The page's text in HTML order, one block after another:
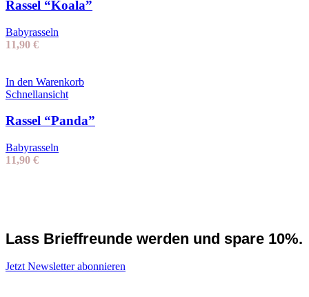
Rassel “Koala”
Babyrasseln
11,90 €
In den Warenkorb
Schnellansicht
Rassel “Panda”
Babyrasseln
11,90 €
Lass Brieffreunde werden und spare 10%.
Jetzt Newsletter abonnieren